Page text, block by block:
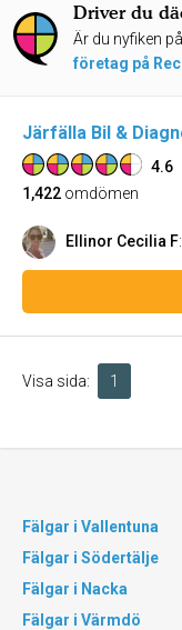
Driver du
Är du nyfiken
företag på
Järfälla Bil &
4.6
1,422 omdömen
Ellinor Cecilia F:
Visa sida: 1
Fälgar i Vallentuna
Fälgar i Södertälje
Fälgar i Nacka
Fälgar i Värmdö